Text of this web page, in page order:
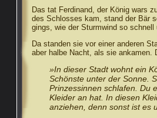
Das tat Ferdinand, der König wars
des Schlosses kam, stand der Bär
gings, wie der Sturmwind so schnell
Da standen sie vor einer anderen
aber halbe Nacht, als sie ankamen.
»In dieser Stadt wohnt ein
Schönste unter der Sonne.
Prinzessinnen schlafen. Du
Kleider an hat. In diesen
anziehen, denn sonst ist es